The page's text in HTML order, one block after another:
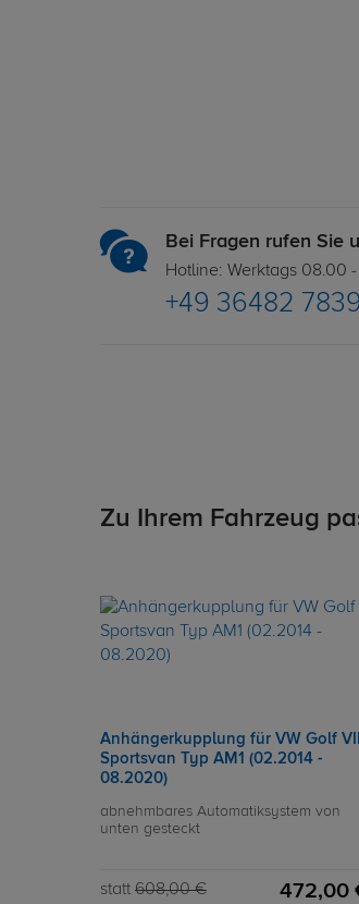
Bei Fragen rufen Sie
Hotline: Werktags 08.00 -
+49 36482
Zu Ihrem Fahrzeug
Anhängerkupplung für VW Golf VII
Sportsvan Typ AM1 (02.2014 -
08.2020)
abnehmbares Automatiksystem von
unten gesteckt
statt 608,00 € 472,00